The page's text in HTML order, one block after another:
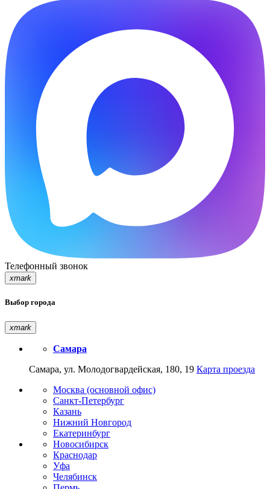
Телефонный звонок
xmark
Выбор города
xmark
Самара
Самара, ул. Молодогвардейская, 180, 19 Карта проезда
Москва (основной офис)
Санкт-Петербург
Казань
Нижний Новгород
Екатеринбург
Новосибирск
Краснодар
Уфа
Челябинск